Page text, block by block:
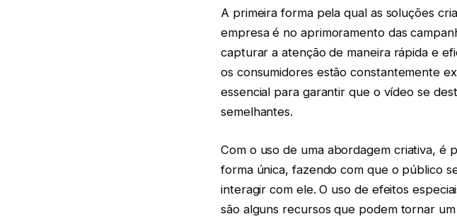
A primeira forma pela qual as soluções
empresa é no aprimoramento das
capturar a atenção de maneira rápida e
os consumidores estão constantemente
essencial para garantir que o vídeo se
semelhantes.
Com o uso de uma abordagem criativa, é
forma única, fazendo com que o público
interagir com ele. O uso de efeitos
são alguns recursos que podem tornar